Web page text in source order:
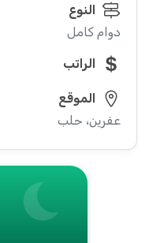
النوع
دوام كامل
الراتب
الموقع
عفرين، حلب